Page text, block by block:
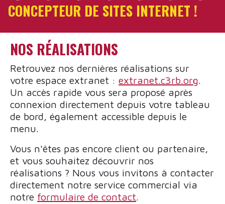
CONCEPTEUR DE SITES INTERNET !
NOS RÉALISATIONS
Retrouvez nos dernières réalisations sur
votre espace extranet : extranet.c3rb.org.
Un accès rapide vous sera proposé après
connexion directement depuis votre tableau
de bord, également accessible depuis le
menu.
Vous n'êtes pas encore client ou partenaire,
et vous souhaitez découvrir nos
réalisations ? Nous vous invitons à contacter
directement notre service commercial via
notre formulaire de contact.